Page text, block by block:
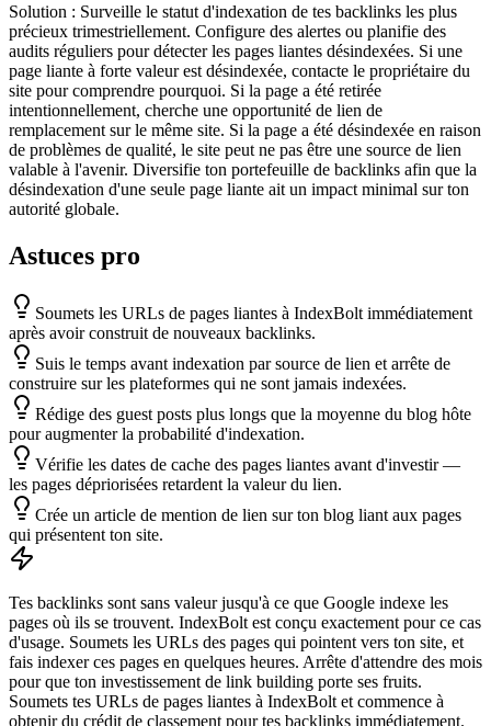
Solution : Surveille le statut d'indexation de tes backlinks les plus
précieux trimestriellement. Configure des alertes ou planifie des
audits réguliers pour détecter les pages liantes désindexées. Si une
page liante à forte valeur est désindexée, contacte le propriétaire du
site pour comprendre pourquoi. Si la page a été retirée
intentionnellement, cherche une opportunité de lien de
remplacement sur le même site. Si la page a été désindexée en raison
de problèmes de qualité, le site peut ne pas être une source de lien
valable à l'avenir. Diversifie ton portefeuille de backlinks afin que la
désindexation d'une seule page liante ait un impact minimal sur ton
autorité globale.
Astuces pro
Soumets les URLs de pages liantes à IndexBolt immédiatement
après avoir construit de nouveaux backlinks.
Suis le temps avant indexation par source de lien et arrête de
construire sur les plateformes qui ne sont jamais indexées.
Rédige des guest posts plus longs que la moyenne du blog hôte
pour augmenter la probabilité d'indexation.
Vérifie les dates de cache des pages liantes avant d'investir —
les pages dépriorisées retardent la valeur du lien.
Crée un article de mention de lien sur ton blog liant aux pages
qui présentent ton site.
Tes backlinks sont sans valeur jusqu'à ce que Google indexe les
pages où ils se trouvent. IndexBolt est conçu exactement pour ce cas
d'usage. Soumets les URLs des pages qui pointent vers ton site, et
fais indexer ces pages en quelques heures. Arrête d'attendre des mois
pour que ton investissement de link building porte ses fruits.
Soumets tes URLs de pages liantes à IndexBolt et commence à
obtenir du crédit de classement pour tes backlinks immédiatement.